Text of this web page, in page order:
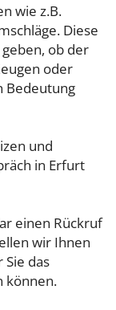
wie z.B.
Diese
ob der
oder
Bedeutung
und
in Erfurt
einen Rückruf
wir Ihnen
das
können.